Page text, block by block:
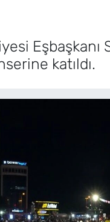
Eşbaşkanı
katıldı.